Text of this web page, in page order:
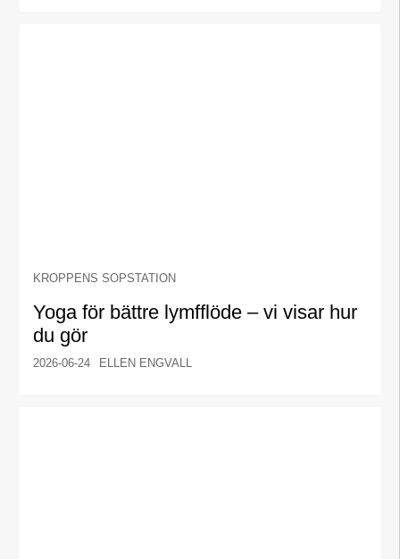
KROPPENS SOPSTATION
Yoga för bättre lymfflöde – vi visar hur
du gör
2026-06-24 ELLEN ENGVALL